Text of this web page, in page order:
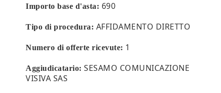
Importo base d'asta: 690
Tipo di procedura: AFFIDAMENTO DIRETTO
Numero di offerte ricevute: 1
Aggiudicatario: SESAMO COMUNICAZIONE
VISIVA SAS